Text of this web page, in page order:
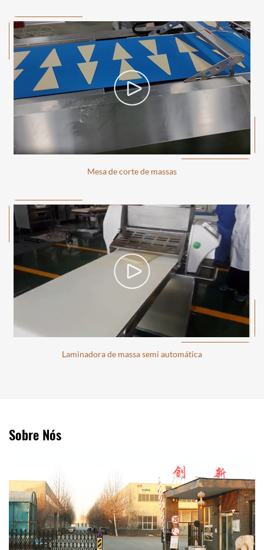
Mesa de corte de massas
Laminadora de massa semi automática
Sobre Nós